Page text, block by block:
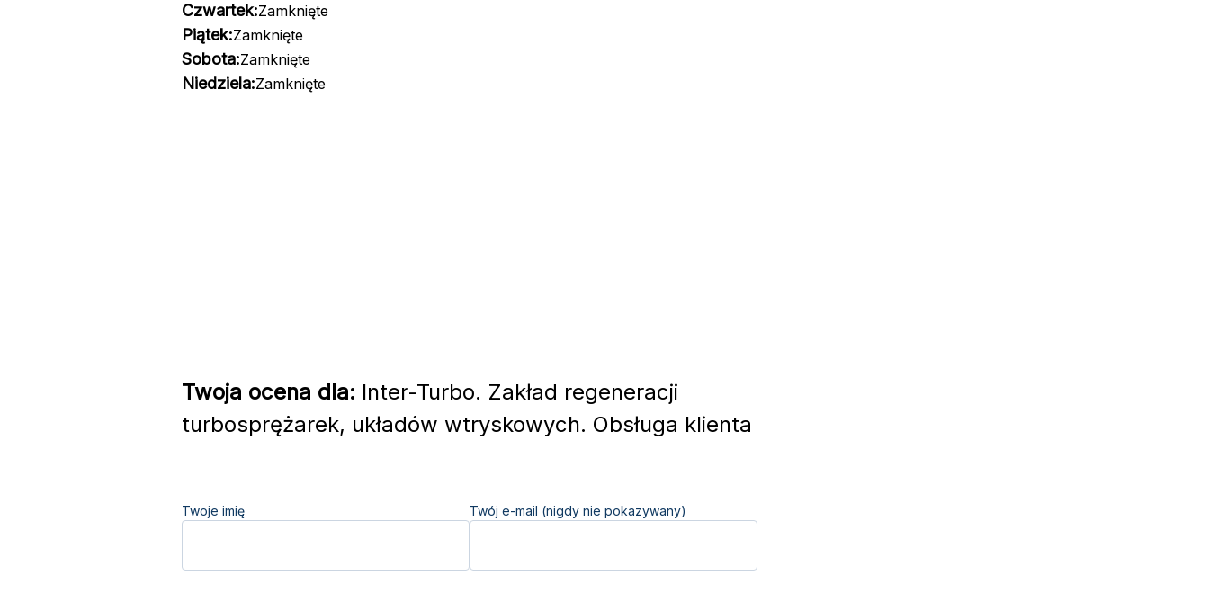
Czwartek:Zamknięte
Piątek:Zamknięte
Sobota:Zamknięte
Niedziela:Zamknięte
Twoja ocena dla: Inter-Turbo. Zakład regeneracji
turbosprężarek, układów wtryskowych. Obsługa klienta
Twoje imię Twój e-mail (nigdy nie pokazywany)